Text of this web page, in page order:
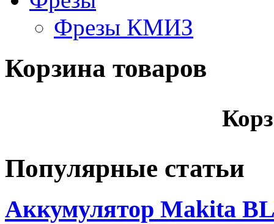
Фрезы КМИЗ
Корзина товаров
Популярные статьи
Аккумулятор Makita